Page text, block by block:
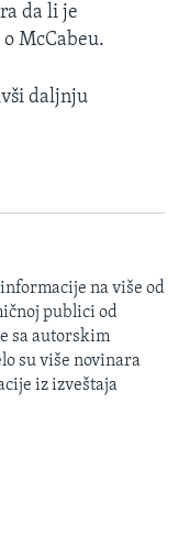
da li je
McCabeu.
daljnju
na više od
publici od
sa autorskim
su više novinara
iz izveštaja